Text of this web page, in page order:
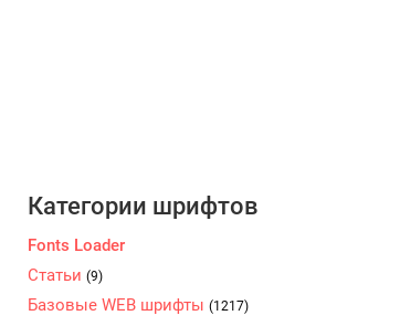
Категории шрифтов
Fonts Loader
Статьи (9)
Базовые WEB шрифты (1217)